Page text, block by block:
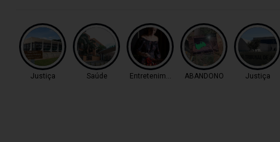
Justiça Saúde Entretenimento ABANDONO Justiça